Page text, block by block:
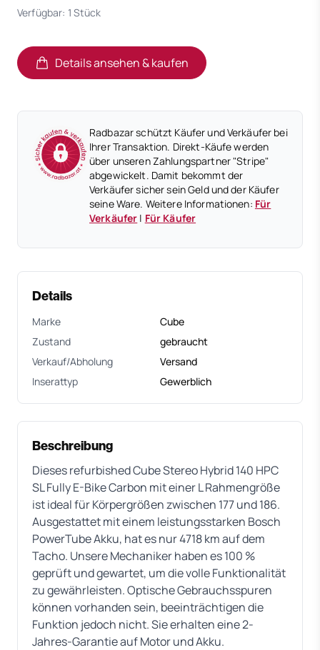
Verfügbar: 1 Stück
Details ansehen & kaufen
(öffnet in neuem Tab)
(öffnet in neuem Tab)
Radbazar schützt Käufer und Verkäufer bei
Ihrer Transaktion. Direkt-Käufe werden
über unseren Zahlungspartner "Stripe"
abgewickelt. Damit bekommt der
Verkäufer sicher sein Geld und der Käufer
seine Ware. Weitere Informationen: Für
Verkäufer | Für Käufer
Details
Marke
Cube
Zustand
gebraucht
Verkauf/Abholung
Versand
Inserattyp
Gewerblich
Beschreibung
Dieses refurbished Cube Stereo Hybrid 140 HPC
SL Fully E-Bike Carbon mit einer L Rahmengröße
ist ideal für Körpergrößen zwischen 177 und 186.
Ausgestattet mit einem leistungsstarken Bosch
PowerTube Akku, hat es nur 4718 km auf dem
Tacho. Unsere Mechaniker haben es 100 %
geprüft und gewartet, um die volle Funktionalität
zu gewährleisten. Optische Gebrauchsspuren
können vorhanden sein, beeinträchtigen die
Funktion jedoch nicht. Sie erhalten eine 2-
Jahres-Garantie auf Motor und Akku.